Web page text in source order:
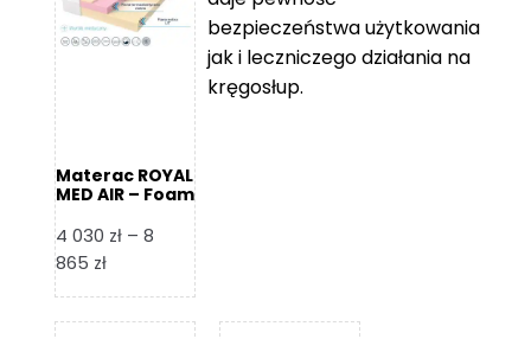
279 zł
279 zł
Materac ROYAL
MED AIR – Foam
4 030 zł – 8
865 złZakres
od
bezpieczeństwa użytkowania
jak i leczniczego działania na
kręgosłup.